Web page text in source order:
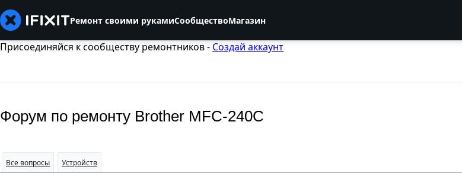
Ремонт своими рукамиСообществоМагазин
Присоединяйся к сообществу ремонтников - Создай аккаунт
Форум по ремонту Brother MFC-240C
Все вопросы Устройств